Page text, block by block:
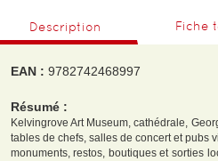
Description Fiche
EAN : 9782742468997
Résumé :
Kelvingrove Art Museum, cathédrale,
tables de chefs, salles de concert et pubs
monuments, restos, boutiques et sorties